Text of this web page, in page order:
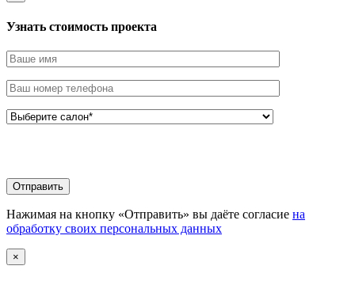
Узнать стоимоcть проекта
Нажимая на кнопку «Отправить» вы даёте согласие на
обработку своих персональных данных
×